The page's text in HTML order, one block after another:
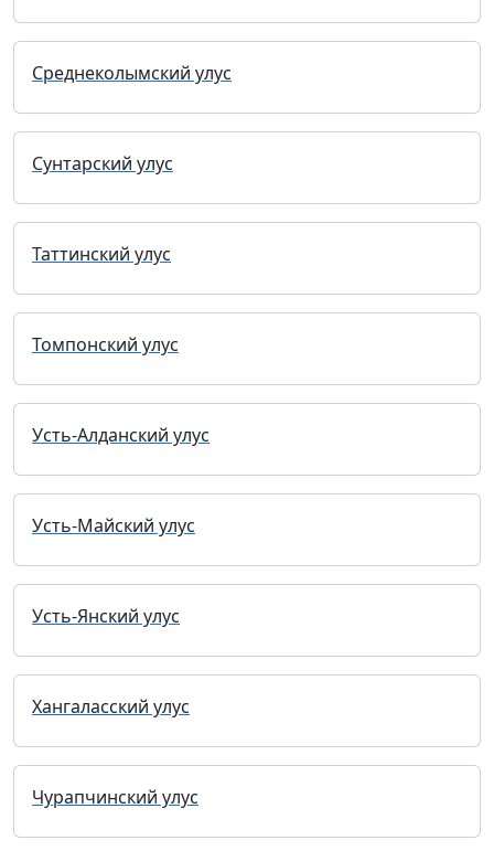
Среднеколымский улус
Сунтарский улус
Таттинский улус
Томпонский улус
Усть-Алданский улус
Усть-Майский улус
Усть-Янский улус
Хангаласский улус
Чурапчинский улус